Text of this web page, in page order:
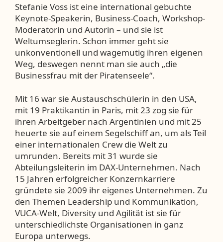
Stefanie Voss ist eine international gebuchte
Keynote-Speakerin, Business-Coach, Workshop-
Moderatorin und Autorin – und sie ist
Weltumseglerin. Schon immer geht sie
unkonventionell und wagemutig ihren eigenen
Weg, deswegen nennt man sie auch „die
Businessfrau mit der Piratenseele“.
Mit 16 war sie Austauschschülerin in den USA,
mit 19 Praktikantin in Paris, mit 23 zog sie für
ihren Arbeitgeber nach Argentinien und mit 25
heuerte sie auf einem Segelschiff an, um als Teil
einer internationalen Crew die Welt zu
umrunden. Bereits mit 31 wurde sie
Abteilungsleiterin im DAX-Unternehmen. Nach
15 Jahren erfolgreicher Konzernkarriere
gründete sie 2009 ihr eigenes Unternehmen. Zu
den Themen Leadership und Kommunikation,
VUCA-Welt, Diversity und Agilität ist sie für
unterschiedlichste Organisationen in ganz
Europa unterwegs.